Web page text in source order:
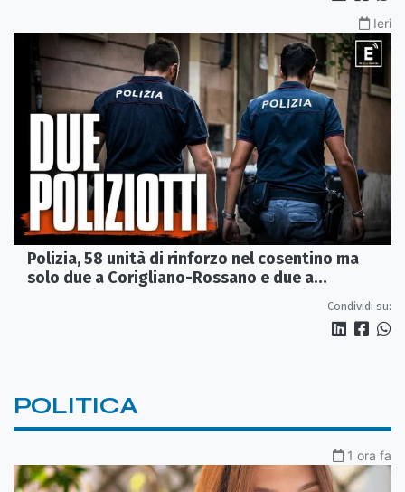
Ieri
Polizia, 58 unità di rinforzo nel cosentino ma
solo due a Corigliano-Rossano e due a
Condividi su:
POLITICA
1 ora fa